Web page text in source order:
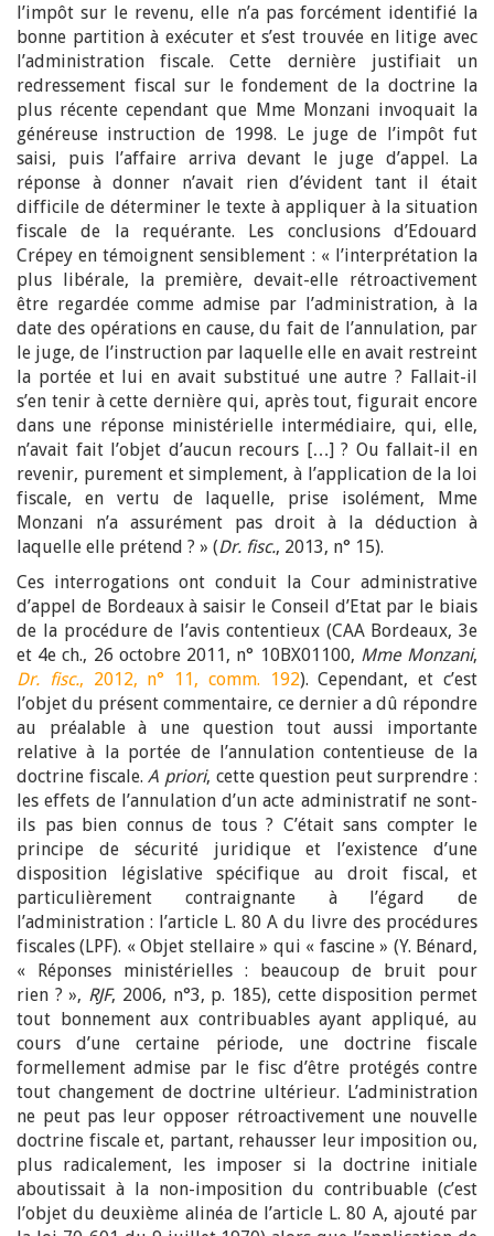
l’impôt sur le revenu, elle n’a pas forcément identifié la
bonne partition à exécuter et s’est trouvée en litige avec
l’administration fiscale. Cette dernière justifiait un
redressement fiscal sur le fondement de la doctrine la
plus récente cependant que Mme Monzani invoquait la
généreuse instruction de 1998. Le juge de l’impôt fut
saisi, puis l’affaire arriva devant le juge d’appel. La
réponse à donner n’avait rien d’évident tant il était
difficile de déterminer le texte à appliquer à la situation
fiscale de la requérante. Les conclusions d’Edouard
Crépey en témoignent sensiblement : « l’interprétation la
plus libérale, la première, devait-elle rétroactivement
être regardée comme admise par l’administration, à la
date des opérations en cause, du fait de l’annulation, par
le juge, de l’instruction par laquelle elle en avait restreint
la portée et lui en avait substitué une autre ? Fallait-il
s’en tenir à cette dernière qui, après tout, figurait encore
dans une réponse ministérielle intermédiaire, qui, elle,
n’avait fait l’objet d’aucun recours […] ? Ou fallait-il en
revenir, purement et simplement, à l’application de la loi
fiscale, en vertu de laquelle, prise isolément, Mme
Monzani n’a assurément pas droit à la déduction à
laquelle elle prétend ? » (Dr. fisc., 2013, n° 15).
Ces interrogations ont conduit la Cour administrative
d’appel de Bordeaux à saisir le Conseil d’Etat par le biais
de la procédure de l’avis contentieux (CAA Bordeaux, 3e
et 4e ch., 26 octobre 2011, n° 10BX01100, Mme Monzani,
Dr. fisc., 2012, n° 11, comm. 192). Cependant, et c’est
l’objet du présent commentaire, ce dernier a dû répondre
au préalable à une question tout aussi importante
relative à la portée de l’annulation contentieuse de la
doctrine fiscale.A priori, cette question peut surprendre :
les effets de l’annulation d’un acte administratif ne sont-
ils pas bien connus de tous ? C’était sans compter le
principe de sécurité juridique et l’existence d’une
disposition législative spécifique au droit fiscal, et
particulièrement contraignante à l’égard de
l’administration : l’article L. 80 A du livre des procédures
fiscales (LPF). « Objet stellaire » qui « fascine » (Y. Bénard,
« Réponses ministérielles : beaucoup de bruit pour
rien ? », RJF, 2006, n°3, p. 185), cette disposition permet
tout bonnement aux contribuables ayant appliqué, au
cours d’une certaine période, une doctrine fiscale
formellement admise par le fisc d’être protégés contre
tout changement de doctrine ultérieur. L’administration
ne peut pas leur opposer rétroactivement une nouvelle
doctrine fiscale et, partant, rehausser leur imposition ou,
plus radicalement, les imposer si la doctrine initiale
aboutissait à la non-imposition du contribuable (c’est
l’objet du deuxième alinéa de l’article L. 80 A, ajouté par